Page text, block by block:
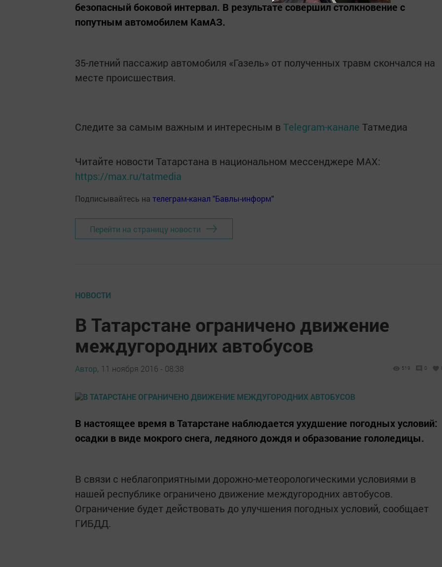
безопасный боковой интервал. В результате совершил столкновение с
попутным автомобилем КамАЗ.
35-летний пассажир автомобиля «Газель» от полученных травм скончался на
месте происшествия.
Следите за самым важным и интересным в Telegram-канале Татмедиа
Читайте новости Татарстана в национальном мессенджере MАХ:
https://max.ru/tatmedia
Подписывайтесь на телеграм-канал "Бавлы-информ"
Перейти на страницу новости
НОВОСТИ
В Татарстане ограничено движение
междугородних автобусов
Автор, 11 ноября 2016 - 08:38 519 0
В настоящее время в Татарстане наблюдается ухудшение погодных условий:
осадки в виде мокрого снега, ледяного дождя и образование гололедицы.
В связи с неблагоприятными дорожно-метеорологическими условиями в
нашей республике ограничено движение междугородних автобусов.
Ограничение будет действовать до улучшения погодных условий, сообщает
ГИБДД.